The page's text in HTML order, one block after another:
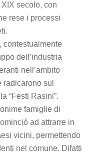
secolo, con
rese i processi
contestualmente
dell’industria
nell’ambito
sul
“Festi Rasini”.
famiglie di
ad attrarre in
vicini, permettendo
nel comune. Difatti